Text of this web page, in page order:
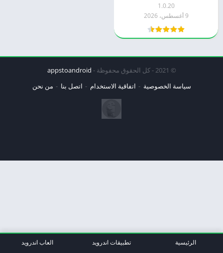
1.0.20
9 أغسطس، 2026
© 2021 - كل الحقوق محفوظة -
appstoandroid
سياسة الخصوصية
اتفاقية الاستخدام اتصل بنا من نحن
الرئيسية تطبيقات اندرويد العاب اندرويد